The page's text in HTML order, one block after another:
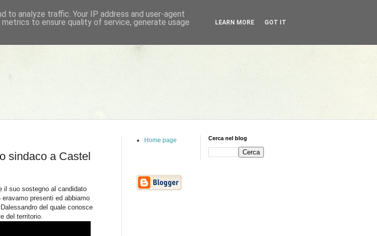
sindaco a Castel
il suo sostegno al candidato
presenti ed abbiamo
del quale conosce
del territorio.
Home page Cerca nel blog
to analyze traffic. Your IP address and user-agent
to ensure quality of service, generate usage
LEARN MORE GOT IT